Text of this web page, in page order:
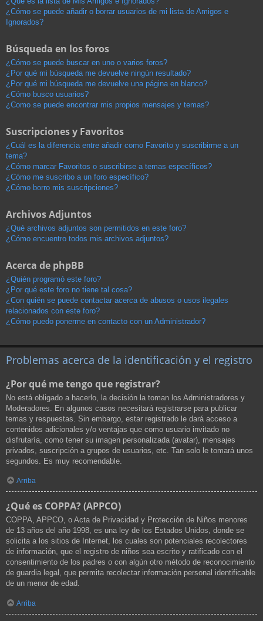
¿Cómo se puede añadir o borrar usuarios de mi lista de Amigos e
Ignorados?
Búsqueda en los foros
¿Cómo se puede buscar en uno o varios foros?
¿Por qué mi búsqueda me devuelve ningún resultado?
¿Por qué mi búsqueda me devuelve una página en blanco?
¿Cómo busco usuarios?
¿Como se puede encontrar mis propios mensajes y temas?
Suscripciones y Favoritos
¿Cuál es la diferencia entre añadir como Favorito y suscribirme a un
tema?
¿Cómo marcar Favoritos o suscribirse a temas específicos?
¿Cómo me suscribo a un foro específico?
¿Cómo borro mis suscripciones?
Archivos Adjuntos
¿Qué archivos adjuntos son permitidos en este foro?
¿Cómo encuentro todos mis archivos adjuntos?
Acerca de phpBB
¿Quién programó este foro?
¿Por qué este foro no tiene tal cosa?
¿Con quién se puede contactar acerca de abusos o usos ilegales
relacionados con este foro?
¿Cómo puedo ponerme en contacto con un Administrador?
Problemas acerca de la identificación y el registro
¿Por qué me tengo que registrar?
No está obligado a hacerlo, la decisión la toman los Administradores y
Moderadores. En algunos casos necesitará registrarse para publicar
temas y respuestas. Sin embargo, estar registrado le dará acceso a
contenidos adicionales y/o ventajas que como usuario invitado no
disfrutaría, como tener su imagen personalizada (avatar), mensajes
privados, suscripción a grupos de usuarios, etc. Tan solo le tomará unos
segundos. Es muy recomendable.
Arriba
¿Qué es COPPA? (APPCO)
COPPA, APPCO, o Acta de Privacidad y Protección de Niños menores
de 13 años del año 1998, es una ley de los Estados Unidos, donde se
solicita a los sitios de Internet, los cuales son potenciales recolectores
de información, que el registro de niños sea escrito y ratificado con el
consentimiento de los padres o con algún otro método de reconocimiento
de guardia legal, que permita recolectar información personal identificable
de un menor de edad.
Arriba